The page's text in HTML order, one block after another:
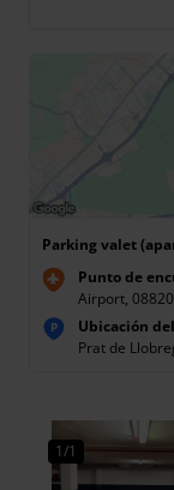
Parking valet
Punto de
Airport,
P Ubicación
Prat de
1/1